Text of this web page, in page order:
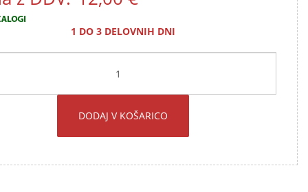
1 DO 3 DELOVNIH DNI
DODAJ V KOŠARICO